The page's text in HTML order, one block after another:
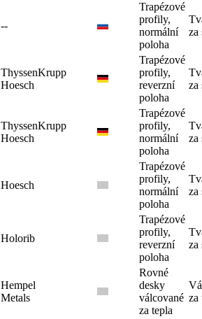
--
Trapézové
profily,
normální
poloha
za
ThyssenKrupp
Hoesch
Trapézové
profily,
reverzní
poloha
za
ThyssenKrupp
Hoesch
Trapézové
profily,
normální
poloha
za
Hoesch
Trapézové
profily,
normální
poloha
za
Holorib
Trapézové
profily,
reverzní
poloha
za
Hempel
Metals
Rovné
desky
válcované
za tepla
za